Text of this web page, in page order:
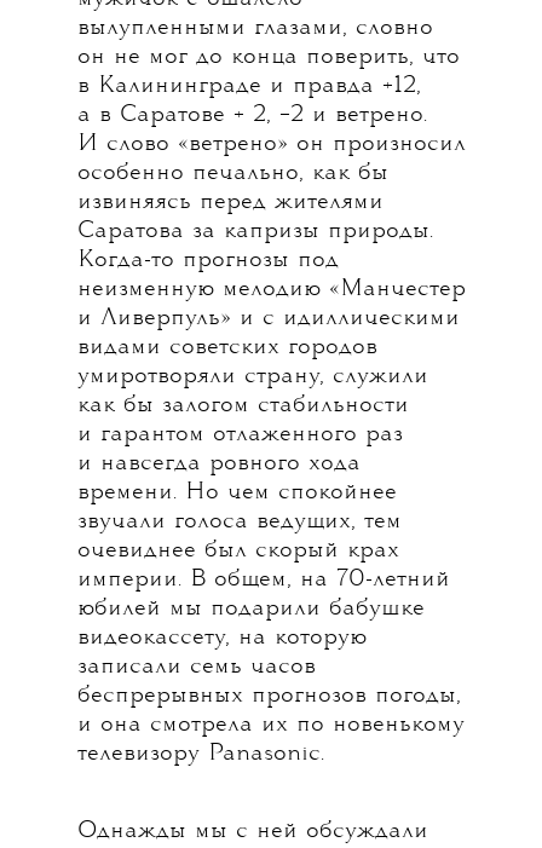
вылупленными глазами, словно
он не мог до конца поверить, что
в Калининграде и правда +12,
а в Саратове + 2, −2 и ветрено.
И слово «ветрено» он произносил
особенно печально, как бы
извиняясь перед жителями
Саратова за капризы природы.
Когда-то прогнозы под
неизменную мелодию «Манчестер
и Ливерпуль» и с идиллическими
видами советских городов
умиротворяли страну, служили
как бы залогом стабильности
и гарантом отлаженного раз
и навсегда ровного хода
времени. Но чем спокойнее
звучали голоса ведущих, тем
очевиднее был скорый крах
империи. В общем, на 70-летний
юбилей мы подарили бабушке
видеокассету, на которую
записали семь часов
беспрерывных прогнозов погоды,
и она смотрела их по новенькому
телевизору Panasonic.
Однажды мы с ней обсуждали